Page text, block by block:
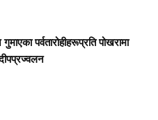
पर्वतारोहीहरूप्रति पोखरामा